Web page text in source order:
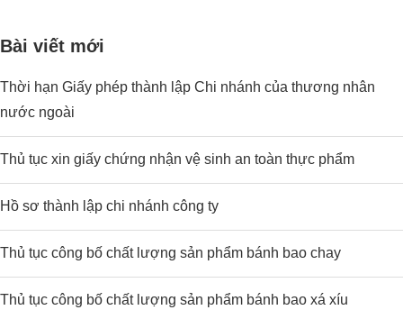
Bài viết mới
Thời hạn Giấy phép thành lập Chi nhánh của thương nhân
nước ngoài
Thủ tục xin giấy chứng nhận vệ sinh an toàn thực phẩm
Hồ sơ thành lập chi nhánh công ty
Thủ tục công bố chất lượng sản phẩm bánh bao chay
Thủ tục công bố chất lượng sản phẩm bánh bao xá xíu